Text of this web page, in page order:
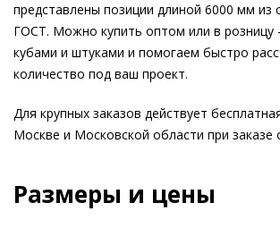
представлены позиции длиной 6000 мм из
ГОСТ. Можно купить оптом или в розницу
кубами и штуками и помогаем быстро
количество под ваш проект.
Для крупных заказов действует
Москве и Московской области при заказе
Размеры и цены